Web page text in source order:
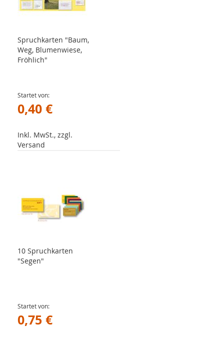
Spruchkarten "Baum,
Weg, Blumenwiese,
Fröhlich"
Startet von
0,40 €
Inkl. MwSt., zzgl.
Versand
10 Spruchkarten
"Segen"
Startet von
0,75 €